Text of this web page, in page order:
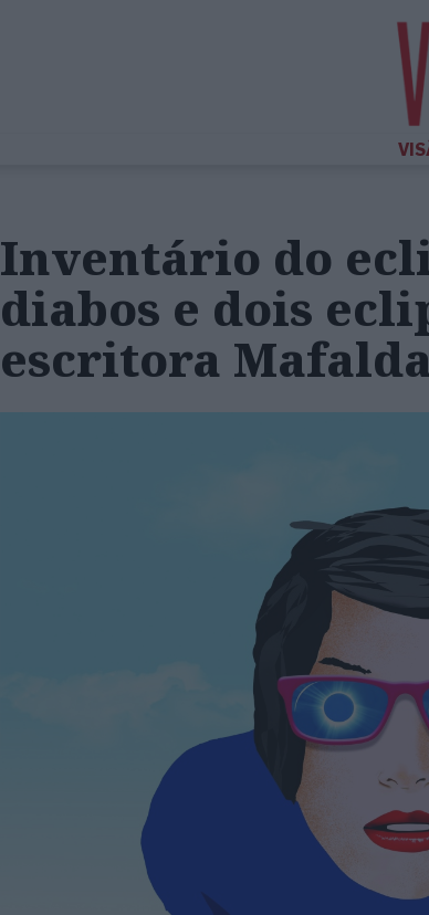
Inventário do
diabos e dois
escritora